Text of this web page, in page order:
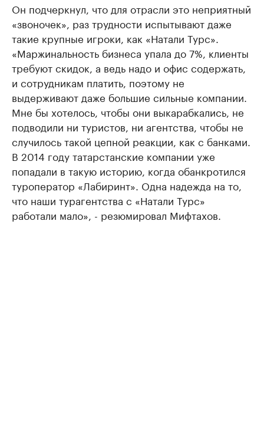
Он подчеркнул, что для отрасли это неприятный
«звоночек», раз трудности испытывают даже
такие крупные игроки, как «Натали Турс».
«Маржинальность бизнеса упала до 7%, клиенты
требуют скидок, а ведь надо и офис содержать,
и сотрудникам платить, поэтому не
выдерживают даже большие сильные компании.
Мне бы хотелось, чтобы они выкарабкались, не
подводили ни туристов, ни агентства, чтобы не
случилось такой цепной реакции, как с банками.
В 2014 году татарстанские компании уже
попадали в такую историю, когда обанкротился
туроператор «Лабиринт». Одна надежда на то,
что наши турагентства с «Натали Турс»
работали мало», - резюмировал Мифтахов.